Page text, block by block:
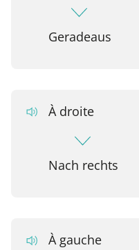
Geradeaus
À droite
Nach rechts
À gauche